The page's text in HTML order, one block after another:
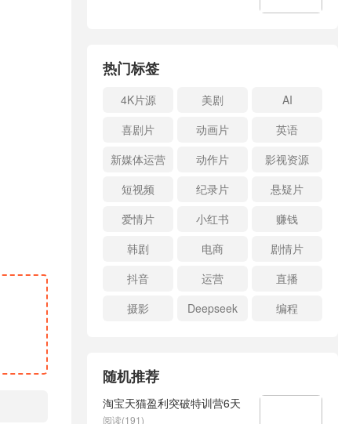
热门标签
4K片源 美剧
AI
喜剧片
动画片
英语
新媒体运营
动作片
影视资源
短视频
纪录片
悬疑片
爱情片
小红书
赚钱
韩剧
电商
剧情片
抖音
运营
直播
摄影
Deepseek 编程
随机推荐
淘宝天猫盈利突破特训营6天
阅读(191)